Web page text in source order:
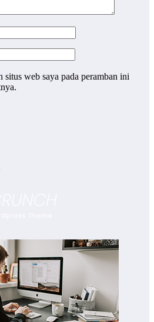
situs web saya pada peramban ini